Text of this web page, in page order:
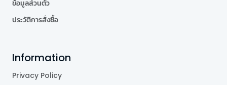
ข้อมูลส่วนตัว
ประวัติการสั่งซื้อ
Information
Privacy Policy